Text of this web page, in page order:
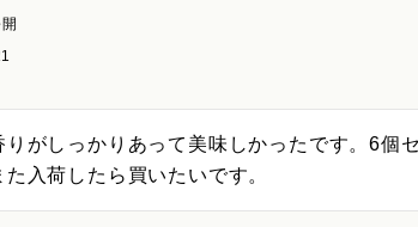
りがしっかりあって美味しかったです。6個
た入荷したら買いたいです。